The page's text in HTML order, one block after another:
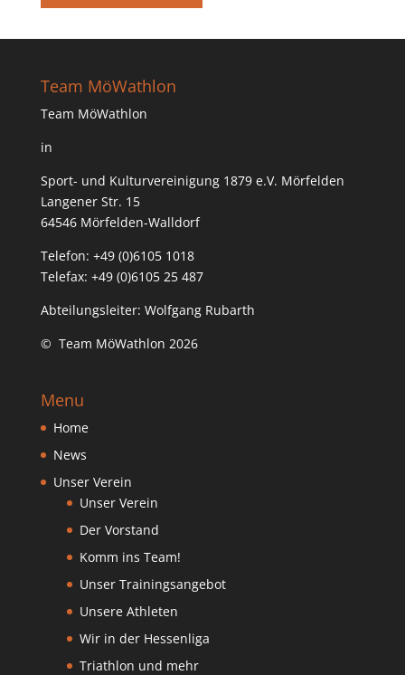
Team MöWathlon
Team MöWathlon
in
Sport- und Kulturvereinigung 1879 e.V. Mörfelden
Langener Str. 15
64546 Mörfelden-Walldorf
Telefon: +49 (0)6105 1018
Telefax: +49 (0)6105 25 487
Abteilungsleiter: Wolfgang Rubarth
© Team MöWathlon 2026
Menu
Home
News
Unser Verein
Unser Verein
Der Vorstand
Komm ins Team!
Unser Trainingsangebot
Unsere Athleten
Wir in der Hessenliga
Triathlon und mehr